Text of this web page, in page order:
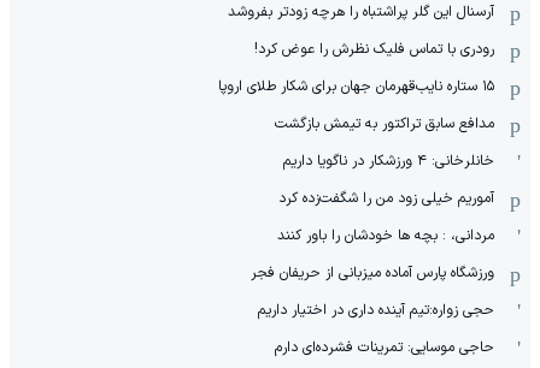
آرسنال این گلر پراشتباه را هرچه زودتر بفروشد
رودری با تماس فلیک نظرش را عوض کرد!
١۵ ستاره نایب‌قهرمان جهان برای شکار طلای اروپا
مدافع سابق تراکتور به تیمش بازگشت
خانلرخانی: ۴ ورزشکار در ناگویا داریم
آموریم خیلی زود من را شگفت‌زده کرد
مردانی، : بچه ها خودشان را باور کنند
ورزشگاه پارس آماده میزبانی از حریفان فجر
حجی زواره:تیم آینده داری در اختیار داریم
حاجی موسایی: تمرینات فشرده‌ای دارم